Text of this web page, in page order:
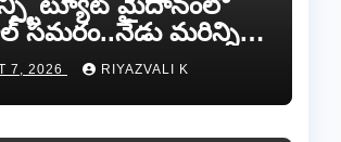
సమరం..నేడు మరిన్ని
7, 2026 RIYAZVALI K